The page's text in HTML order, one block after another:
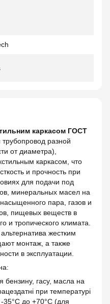
каркасом ГОСТ
разной
от диаметра),
каркасом, что
и прочность при
для подачи под
минеральных масел на
пара, газов и
пищевых веществ в
и тропического климата.
жестким
монтаж, а также
в эксплуатации.
бензину, гасу, масла на
при температурі
-35°С до +70°С (для